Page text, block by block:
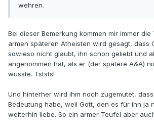
wehren.
Bei dieser Bemerkung kommen mir immer die
armen späteren Atheisten wird gesagt, dass
sowieso nicht glaubt, ihn schon geliebt und
angenommen hat, als er (der spätere A&A)
wusste. Tststs!
Und hinterher wird ihm noch zugemutet,
Bedeutung habe, weil Gott, den es für ihn ja
weiterhin liebe. So ein armer Teufel aber